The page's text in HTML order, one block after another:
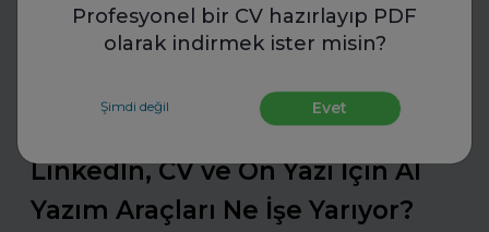
Profesyonel bir CV hazırlayıp PDF
olarak indirmek ister misin?
Şimdi değil Evet
LinkedIn, CV ve Ön Yazı İçin AI
Yazım Araçları Ne İşe Yarıyor?